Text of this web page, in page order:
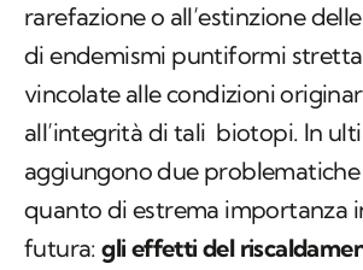
rarefazione o all’estinzione
di endemismi puntiformi
vincolate alle condizioni
all’integrità di tali biotopi. In
aggiungono due
quanto di estrema importanza
futura:gli effetti del